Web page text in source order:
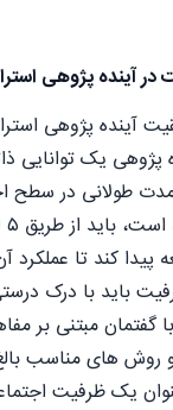
در آینده پژوهی
آینده پژوهی
پژوهی یک توانایی
طولانی در سطح
کند تا عملکرد
باید با درک
گفتمان مبتنی بر
و روش های مناسب
یک ظرفیت